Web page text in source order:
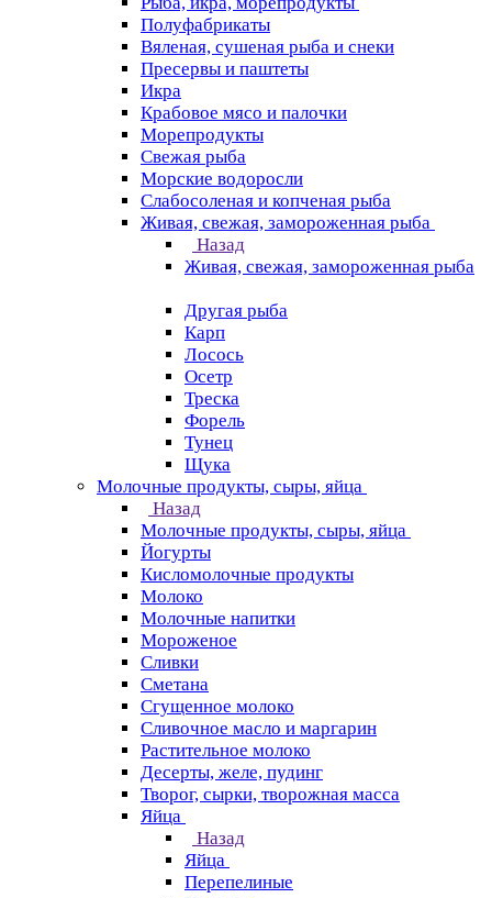
Полуфабрикаты
Вяленая, сушеная рыба и снеки
Пресервы и паштеты
Икра
Крабовое мясо и палочки
Морепродукты
Свежая рыба
Морские водоросли
Слабосоленая и копченая рыба
Живая, свежая, замороженная рыба
Назад
Живая, свежая, замороженная рыба
Другая рыба
Карп
Лосось
Осетр
Треска
Форель
Тунец
Щука
Молочные продукты, сыры, яйца
Назад
Молочные продукты, сыры, яйца
Йогурты
Кисломолочные продукты
Молоко
Молочные напитки
Мороженое
Сливки
Сметана
Сгущенное молоко
Сливочное масло и маргарин
Растительное молоко
Десерты, желе, пудинг
Творог, сырки, творожная масса
Яйца
Назад
Яйца
Перепелиные